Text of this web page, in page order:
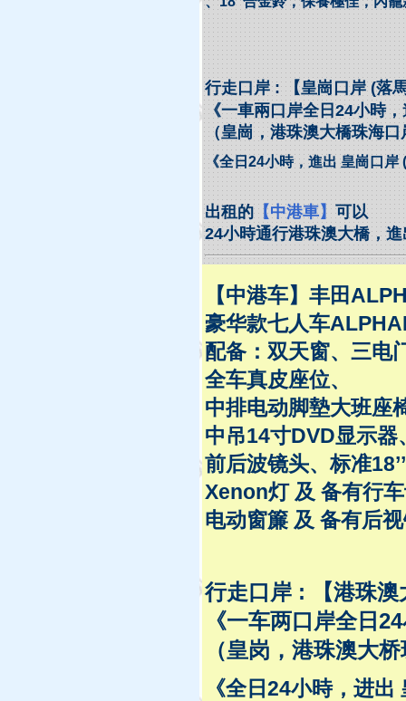
行走口岸 : 【皇崗口岸 (落
《一車兩口岸全日24小時
（皇崗，港珠澳大橋珠海口
《全日24小時，進出 皇崗口岸
出租的【中港車】 可以
24小時通行港珠澳大橋，
【中港车】丰田
豪华款七人车
配备：双天窗、三电
全车真皮座位、
中排电动脚墊大班座
中吊14寸DVD显示器
前后波镜头、标准
Xenon灯 及 备有行
电动窗簾 及 备有后
行走口岸 : 【港珠澳
《一车两口岸全日
（皇岗，港珠澳大
《全日24小時，进